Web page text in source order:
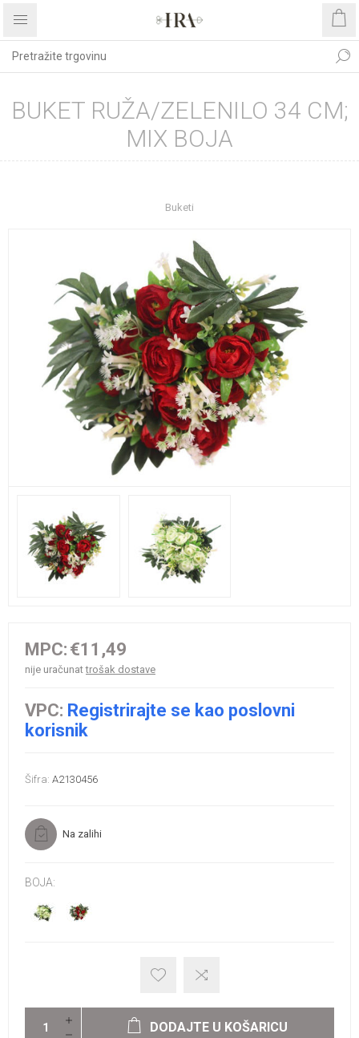
BUKET RUŽA/ZELENILO 34 CM;
MIX BOJA
Buketi
MPC: €11,49
nije uračunattrošak dostave
VPC: Registrirajte se kao poslovni
korisnik
Šifra: A2130456
Na zalihi
BOJA:
DODAJTE U KOŠARICU